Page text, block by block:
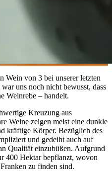
Wein von 3 bei unserer letzten
uns noch nicht bewusst, dass
Weinrebe – handelt.
Kreuzung aus
Weine zeigen meist eine dunkle
kräftige Körper. Bezüglich des
und gedeiht auch auf
Qualität einzubüßen. Aufgrund
400 Hektar bepflanzt, wovon
zu finden sind.